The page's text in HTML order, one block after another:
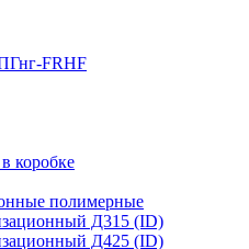
FRHF
коробке
полимерные
Д315 (ID)
Д425 (ID)